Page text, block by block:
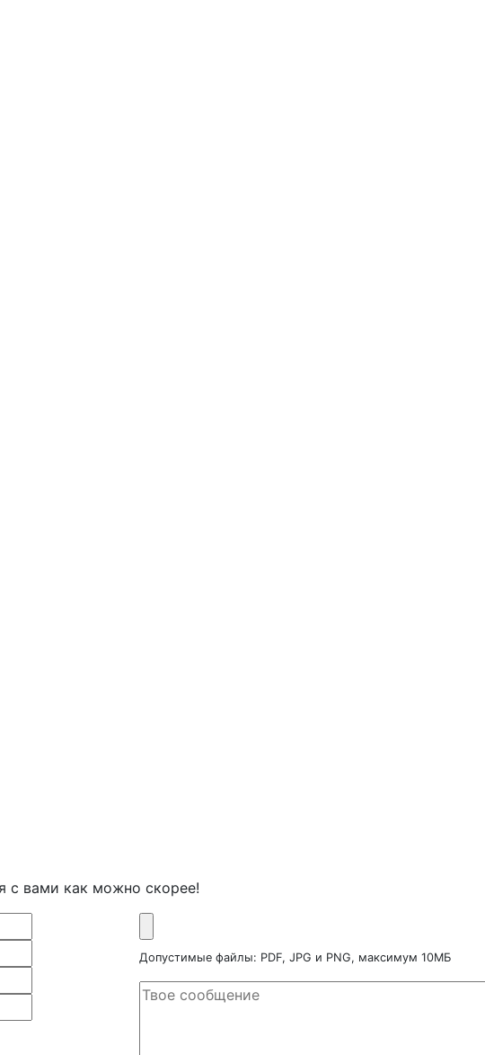
с вами как можно скорее!
Допустимые файлы: PDF, JPG и PNG, максимум 10МБ